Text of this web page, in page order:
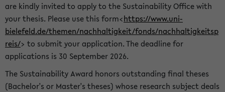
are kindly invited to apply to the Sustainability Office with
your thesis. Please use this form<https://www.uni-
bielefeld.de/themen/nachhaltigkeit/fonds/nachhaltigkeitsp
reis/> to submit your application. The deadline for
applications is 30 September 2026.
The Sustainability Award honors outstanding final theses
(Bachelor's or Master's theses) whose research subject deals